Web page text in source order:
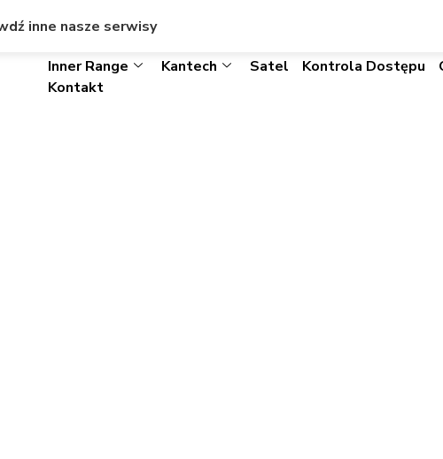
Olsztyn +48895342323
Inner Range Kantech Satel Kontrola Dostępu
Kontakt
inne nasze serwisy